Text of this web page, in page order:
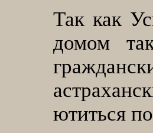
Так как
домом
ютиться